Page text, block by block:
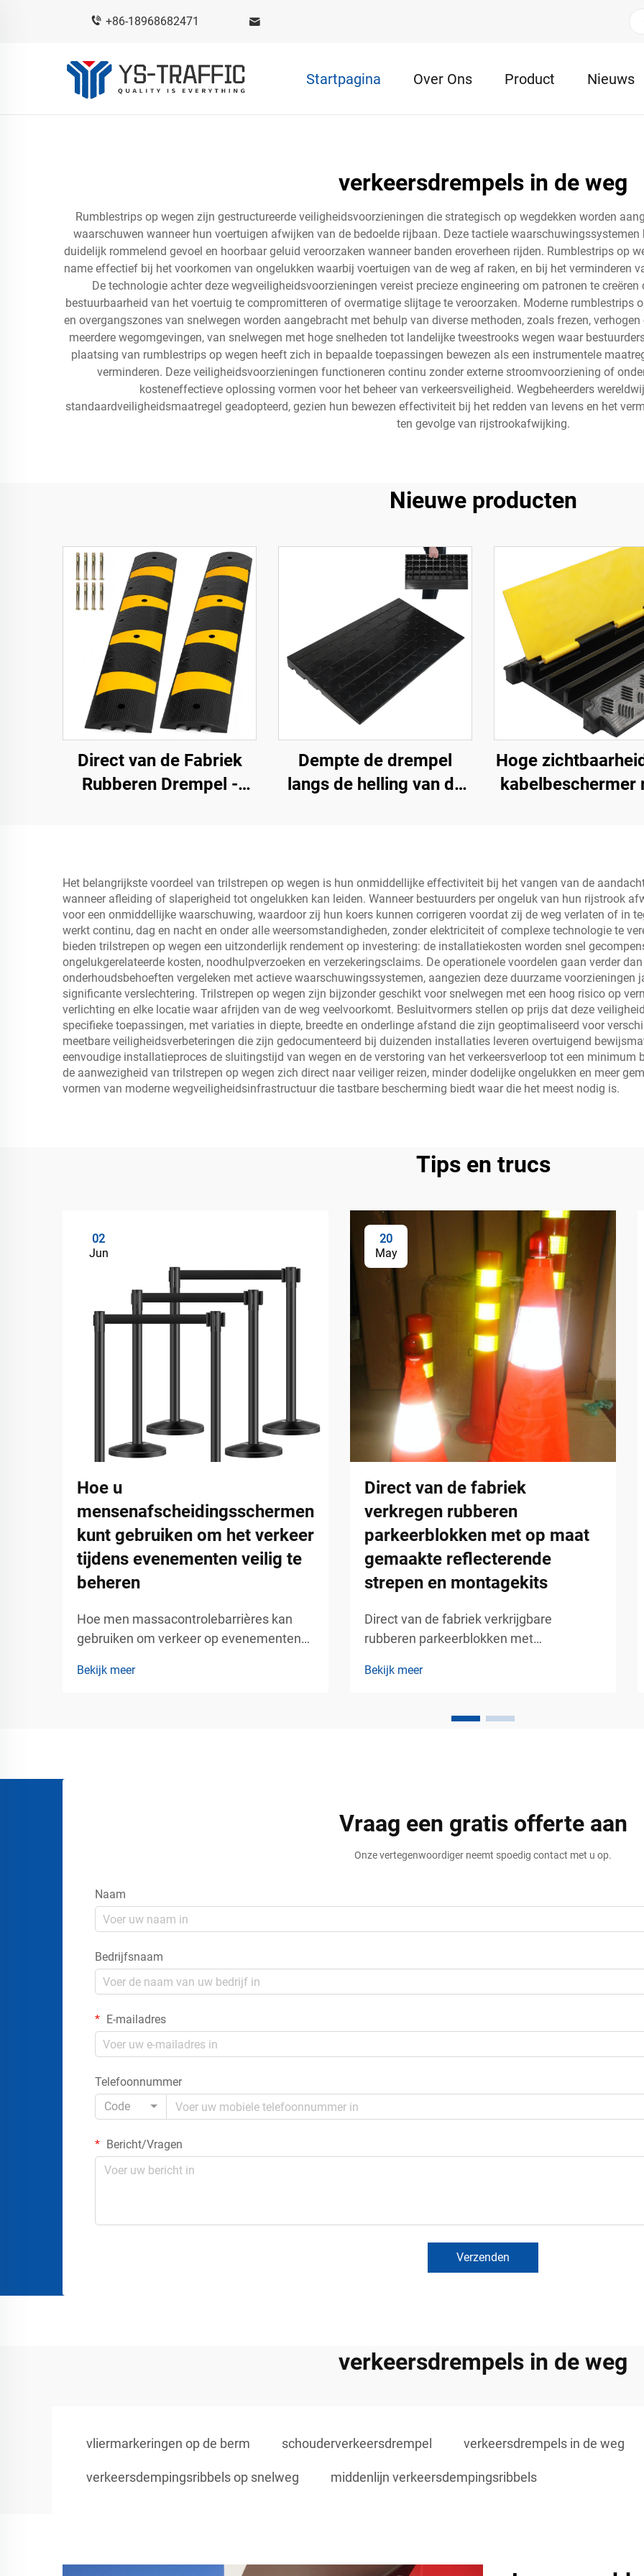
+86-18968682471
Startpagina Over Ons Product Nieuws
verkeersdrempels in de weg
Rumblestrips op wegen zijn gestructureerde veiligheidsvoorzieningen die strategisch op wegdekken worden
waarschuwen wanneer hun voertuigen afwijken van de bedoelde rijbaan. Deze tactiele
duidelijk rommelend gevoel en hoorbaar geluid veroorzaken wanneer banden eroverheen rijden. Rumblestrips op
name effectief bij het voorkomen van ongelukken waarbij voertuigen van de weg af raken, en bij het verminderen
De technologie achter deze wegveiligheidsvoorzieningen vereist precieze engineering om patronen te
bestuurbaarheid van het voertuig te compromitteren of overmatige slijtage te veroorzaken. Moderne rumblestrips
en overgangszones van snelwegen worden aangebracht met behulp van diverse methoden, zoals frezen,
meerdere wegomgevingen, van snelwegen met hoge snelheden tot landelijke tweestrooks wegen waar
plaatsing van rumblestrips op wegen heeft zich in bepaalde toepassingen bewezen als een instrumentele
verminderen. Deze veiligheidsvoorzieningen functioneren continu zonder externe stroomvoorziening of
kosteneffectieve oplossing vormen voor het beheer van verkeersveiligheid. Wegbeheerders
standaardveiligheidsmaatregel geadopteerd, gezien hun bewezen effectiviteit bij het redden van levens en het
ten gevolge van rijstrookafwijking.
Nieuwe producten
Direct van de Fabriek
Rubberen Drempel -
Dempte de drempel
langs de helling van de
trapmatten
Hoge
kabelbeschermer
kabelafdekking
betere
Het belangrijkste voordeel van trilstrepen op wegen is hun onmiddellijke effectiviteit bij het vangen van de
wanneer afleiding of slaperigheid tot ongelukken kan leiden. Wanneer bestuurders per ongeluk van hun rijstrook
voor een onmiddellijke waarschuwing, waardoor zij hun koers kunnen corrigeren voordat zij de weg verlaten of in
werkt continu, dag en nacht en onder alle weersomstandigheden, zonder elektriciteit of complexe technologie te
bieden trilstrepen op wegen een uitzonderlijk rendement op investering: de installatiekosten worden snel
ongelukgerelateerde kosten, noodhulpverzoeken en verzekeringsclaims. De operationele voordelen gaan verder
onderhoudsbehoeften vergeleken met actieve waarschuwingssystemen, aangezien deze duurzame voorzieningen
significante verslechtering. Trilstrepen op wegen zijn bijzonder geschikt voor snelwegen met een hoog risico op
verlichting en elke locatie waar afrijden van de weg veelvoorkomt. Besluitvormers stellen op prijs dat deze
specifieke toepassingen, met variaties in diepte, breedte en onderlinge afstand die zijn geoptimaliseerd voor
meetbare veiligheidsverbeteringen die zijn gedocumenteerd bij duizenden installaties leveren overtuigend
eenvoudige installatieproces de sluitingstijd van wegen en de verstoring van het verkeersverloop tot een minimum
de aanwezigheid van trilstrepen op wegen zich direct naar veiliger reizen, minder dodelijke ongelukken en meer
vormen van moderne wegveiligheidsinfrastructuur die tastbare bescherming biedt waar die het meest nodig is.
Tips en trucs
02
Jun
Hoe u
mensenafscheidingsschermen
kunt gebruiken om het verkeer
tijdens evenementen veilig te
beheren
Hoe men massacontrolebarrières kan
gebruiken om verkeer op evenementen
groepen mensen tijdens concerten,
Bekijk meer
20
May
Direct van de fabriek
verkregen rubberen
parkeerblokken met op maat
gemaakte reflecterende
strepen en montagekits
Direct van de fabriek verkrijgbare
rubberen parkeerblokken met
montagekits – duurzame
commerciële verkeersgebieden.
Bekijk meer
Vraag een gratis offerte aan
Onze vertegenwoordiger neemt spoedig contact met u op.
Naam
Bedrijfsnaam
E-mailadres
Telefoonnummer
Code
Bericht/Vragen
Verzenden
verkeersdrempels in de weg
vliermarkeringen op de berm schouderverkeersdrempel verkeersdrempels in de weg
verkeersdempingsribbels op snelweg middenlijn verkeersdempingsribbels